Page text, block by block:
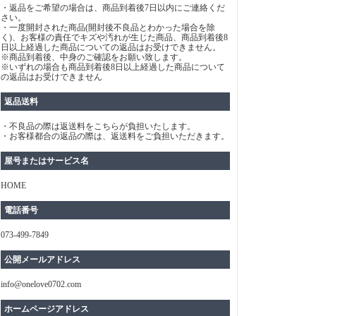
・返品をご希望の場合は、商品到着後7日以内にご連絡くだ
さい。
・一度開封された商品(開封後不良品とわかった場合を除
く)、お客様の責任でキズや汚れが生じた商品、商品到着後8
日以上経過した商品についての返品はお受けできません。
※商品到着後、中身のご確認をお願い致します。
※いずれの場合も商品到着後8日以上経過した商品について
の返品はお受けできません
返品送料
・不良品の際は返送料をこちらが負担いたします。
・お客様都合の返品の際は、返送料をご負担いただきます。
屋号またはサービス名
HOME
電話番号
073-499-7849
公開メールアドレス
info@onelove0702.com
ホームページアドレス